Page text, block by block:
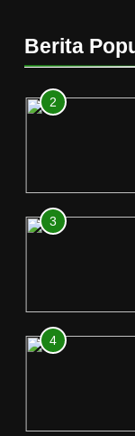
Berita
2
3
4